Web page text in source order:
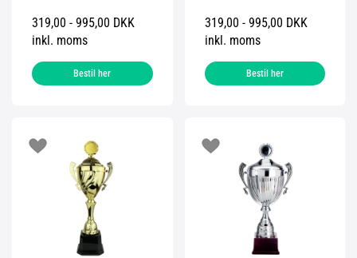
319,00 - 995,00 DKK
inkl. moms
Bestil her
319,00 - 995,00 DKK
inkl. moms
Bestil her